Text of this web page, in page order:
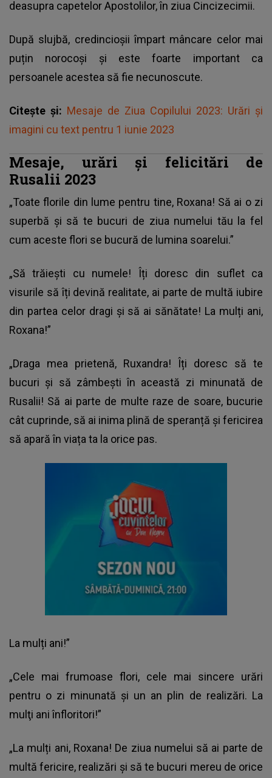
deasupra capetelor Apostolilor, în ziua Cincizecimii.
După slujbă, credincioșii împart mâncare celor mai
puțin norocoși și este foarte important ca
persoanele acestea să fie necunoscute.
Citește și: Mesaje de Ziua Copilului 2023: Urări și
imagini cu text pentru 1 iunie 2023
Mesaje, urări și felicitări de
Rusalii 2023
„Toate florile din lume pentru tine, Roxana! Să ai o zi
superbă și să te bucuri de ziua numelui tău la fel
cum aceste flori se bucură de lumina soarelui.”
„Să trăiești cu numele! Îți doresc din suflet ca
visurile să îți devină realitate, ai parte de multă iubire
din partea celor dragi și să ai sănătate! La mulți ani,
Roxana!”
„Draga mea prietenă, Ruxandra! Îți doresc să te
bucuri și să zâmbești în această zi minunată de
Rusalii! Să ai parte de multe raze de soare, bucurie
cât cuprinde, să ai inima plină de speranță și fericirea
să apară în viața ta la orice pas.
La mulți ani!”
„Cele mai frumoase flori, cele mai sincere urări
pentru o zi minunată şi un an plin de realizări. La
mulţi ani înfloritori!”
„La mulți ani, Roxana! De ziua numelui să ai parte de
multă fericire, realizări și să te bucuri mereu de orice